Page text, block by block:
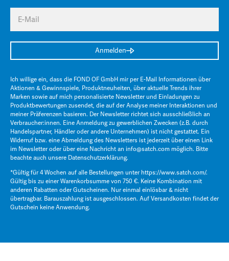
E-Mail
Anmelden
Ich willige ein, dass die FOND OF GmbH mir per E-Mail Informationen über
Aktionen & Gewinnspiele, Produktneuheiten, über aktuelle Trends ihrer
Marken sowie auf mich personalisierte Newsletter und Einladungen zu
Produktbewertungen zusendet, die auf der Analyse meiner Interaktionen und
meiner Präferenzen basieren. Der Newsletter richtet sich ausschließlich an
Verbraucher:innen. Eine Anmeldung zu gewerblichen Zwecken (z.B. durch
Handelspartner, Händler oder andere Unternehmen) ist nicht gestattet. Ein
Widerruf bzw. eine Abmeldung des Newsletters ist jederzeit über einen Link
im Newsletter oder über eine Nachricht an info@satch.com möglich. Bitte
beachte auch unsere Datenschutzerklärung.
*Gültig für 4 Wochen auf alle Bestellungen unter https://www.satch.com/.
Gültig bis zu einer Warenkorbsumme von 750 €. Keine Kombination mit
anderen Rabatten oder Gutscheinen. Nur einmal einlösbar & nicht
übertragbar. Barauszahlung ist ausgeschlossen. Auf Versandkosten findet der
Gutschein keine Anwendung.